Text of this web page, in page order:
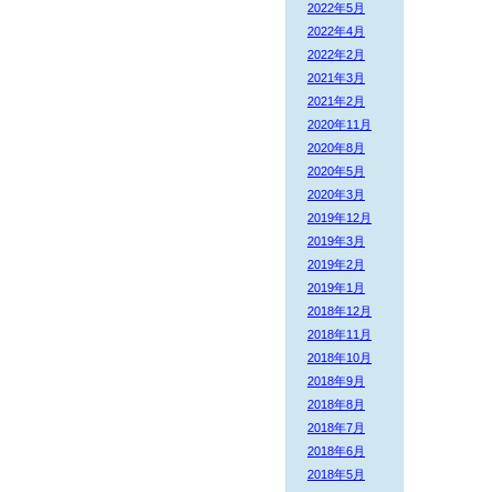
2022年5月
2022年4月
2022年2月
2021年3月
2021年2月
2020年11月
2020年8月
2020年5月
2020年3月
2019年12月
2019年3月
2019年2月
2019年1月
2018年12月
2018年11月
2018年10月
2018年9月
2018年8月
2018年7月
2018年6月
2018年5月